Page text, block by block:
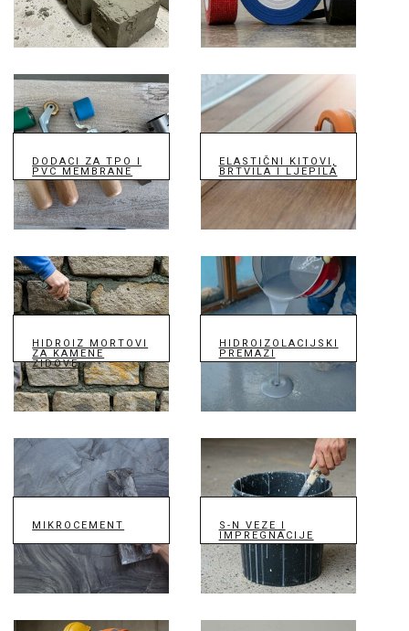
DODACI ZA TPO I
PVC MEMBRANE
ELASTIČNI KITOVI,
BRTVILA I LJEPILA
HIDROIZ MORTOVI
ZA KAMENE
ZIDOVE
HIDROIZOLACIJSKI
PREMAZI
MIKROCEMENT
S-N VEZE I
IMPREGNACIJE